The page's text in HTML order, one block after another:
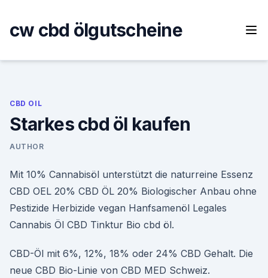
content
cw cbd ölgutscheine
CBD OIL
Starkes cbd öl kaufen
AUTHOR
Mit 10% Cannabisöl unterstützt die naturreine Essenz
CBD OEL 20% CBD ÖL 20% Biologischer Anbau ohne
Pestizide Herbizide vegan Hanfsamenöl Legales
Cannabis Öl CBD Tinktur Bio cbd öl.
CBD-Öl mit 6%, 12%, 18% oder 24% CBD Gehalt. Die
neue CBD Bio-Linie von CBD MED Schweiz.